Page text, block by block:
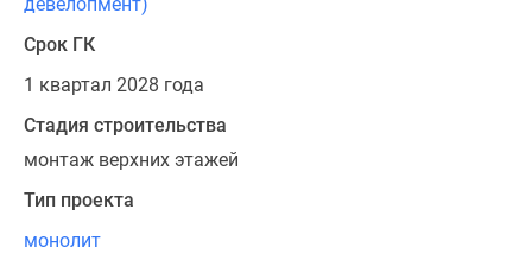
девелопмент)
Срок ГК
1 квартал 2028 года
Стадия строительства
монтаж верхних этажей
Тип проекта
монолит